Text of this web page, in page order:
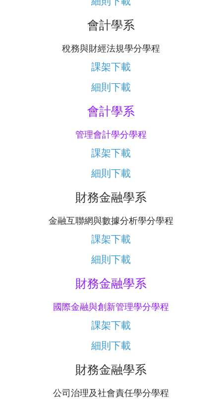
會計學系
稅務與財經法規學分學程
課架下載
細則下載
會計學系
管理會計學分學程
課架下載
細則下載
財務金融學系
金融互聯網與數據分析學分學程
課架下載
細則下載
財務金融學系
國際金融與創新管理學分學程
課架下載
細則下載
財務金融學系
公司治理及社會責任學分學程